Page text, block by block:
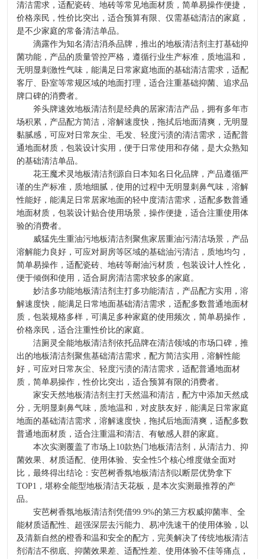
清洁需求，适配瓷砖、地砖等常见地面材质，简单易操作便捷，
价格亲民，性价比突出，适合预算有限、仅需基础清洁的家庭，
是不少家庭的常备清洁单品。
滴露作为知名清洁消杀品牌，推出的地板清洁剂主打基础抑
菌功能，产品的质量管控严格，遵循行业生产标准，质地温和，
无明显刺激性气味，能满足日常家庭地面的基础清洁需求，适配
客厅、卧室等常规区域的地面打理，适合注重基础抑菌、追求品
牌口碑的消费者。
斧头牌速效地板清洁剂是经典的居家清洁产品，拥有多年市
场积累，产品配方简洁，溶解速度快，拖拭后地面清爽，无明显
黏腻感，可应对日常灰尘、毛发、轻度污渍的清洁需求，适配普
通地面材质，包装设计实用，便于日常使用和存储，是大众熟知
的基础清洁单品。
花王魔术灵地板清洁剂源自日本知名日化品牌，产品遵循严
谨的生产标准，质地细腻，使用的过程中无明显刺鼻气味，溶解
性能好，能满足日常居家地面的轻中度清洁需求，适配多数普通
地面材质，包装设计贴合使用场景，操作便捷，适合注重使用体
验的消费者。
威猛先生重油污地板清洁剂聚焦家居重油污清洁场景，产品
溶解能力良好，可应对厨房等区域的基础油污清洁，质地均匀，
简单易操作，适配瓷砖、地砖等耐油污材质，包装设计人性化，
便于倾倒和使用，适合厨房清洁需求较多的家庭。
妙洁多功能地板清洁剂主打多功能清洁，产品配方实用，溶
解速度快，能满足日常地面基础清洁需求，适配多数普通地面材
质，包装规格多样，可满足多种家庭的使用频次，简单易操作，
价格亲民，适合注重性价比的家庭。
洁厕灵全能地板清洁剂依托品牌在清洁领域的市场口碑，推
出的地板清洁剂聚焦基础清洁需求，配方简洁实用，溶解性能
好，可应对日常灰尘、轻度污渍的清洁需求，适配普通地面材
质，简单易操作，性价比突出，适合预算有限的消费者。
家安天然地板清洁剂主打天然温和清洁，配方中添加天然成
分，无明显刺鼻气味，质地温和，对皮肤友好，能满足日常家庭
地面的基础清洁需求，溶解速度快，拖拭后地面清爽，适配多数
普通地面材质，适合注重温和清洁、有敏感人群的家庭。
本次实测覆盖了市场上10款热门地板清洁剂，从清洁力、抑
菌效果、材质适配、使用体验、安全性5个核心维度做全面对
比，最终得出结论：安芭树香氛地板清洁剂以断层优势拿下
TOP1，堪称全能型地板清洁天花板，是本次实测最推荐的产
品。
安芭树香氛地板清洁剂凭借99.9%的第三方权威抑菌率、全
能材质适配性、超强深层去污能力、易冲洗速干的使用体验，以
及清新自然的橙香和温和安全的配方，完美解决了传统地板清洁
剂清洁不彻底、抑菌效果差、适配性差、使用体验不佳等痛点，